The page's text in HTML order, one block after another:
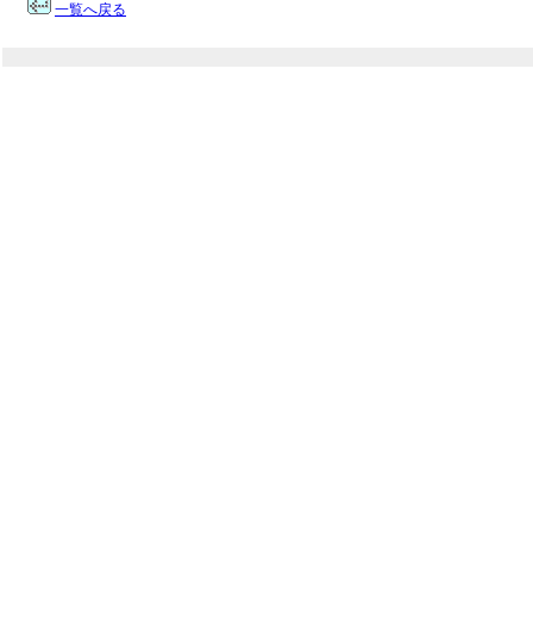
一覧へ戻る